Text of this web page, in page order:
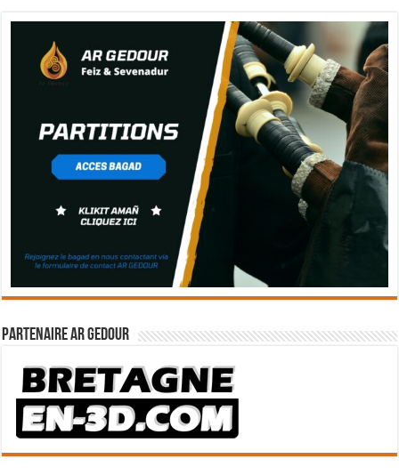
Partenaire Ar Gedour